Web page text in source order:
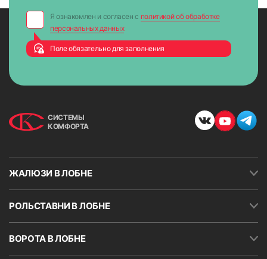
Я ознакомлен и согласен с политикой об обработке
персональных данных
Поле обязательно для заполнения
СИСТЕМЫ
КОМФОРТА
ЖАЛЮЗИ В ЛОБНЕ
РОЛЬСТАВНИ В ЛОБНЕ
ВОРОТА В ЛОБНЕ